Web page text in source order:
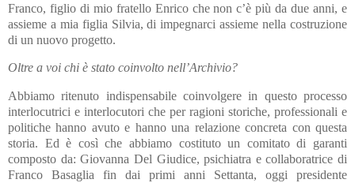
Franco, figlio di mio fratello Enrico che non c’è più da due anni, e
assieme a mia figlia Silvia, di impegnarci assieme nella costruzione
di un nuovo progetto.
Oltre a voi chi è stato coinvolto nell’Archivio?
Abbiamo ritenuto indispensabile coinvolgere in questo processo
interlocutrici e interlocutori che per ragioni storiche, professionali e
politiche hanno avuto e hanno una relazione concreta con questa
storia. Ed è così che abbiamo costituto un comitato di garanti
composto da: Giovanna Del Giudice, psichiatra e collaboratrice di
Franco Basaglia fin dai primi anni Settanta, oggi presidente